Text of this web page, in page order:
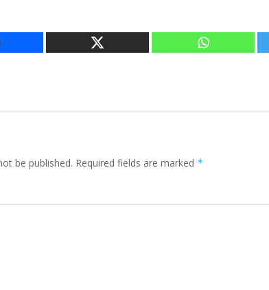
be published. Required fields are marked *